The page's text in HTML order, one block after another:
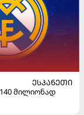
ᲔᲡᲞᲐᲜᲔᲗᲘ
მილიონად